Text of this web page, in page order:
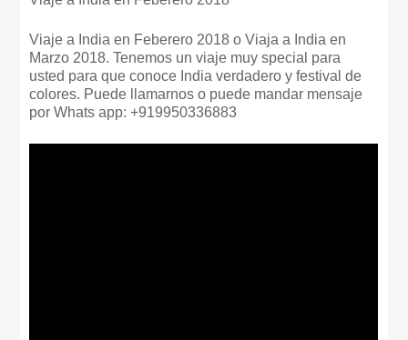
Viaje a India en Feberero 2018 o Viaja a India en
Marzo 2018. Tenemos un viaje muy special para
usted para que conoce India verdadero y festival de
colores. Puede llamarnos o puede mandar mensaje
por Whats app: +919950336883